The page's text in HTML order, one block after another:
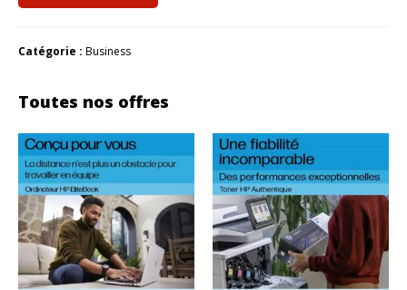
Catégorie : Business
Toutes nos offres